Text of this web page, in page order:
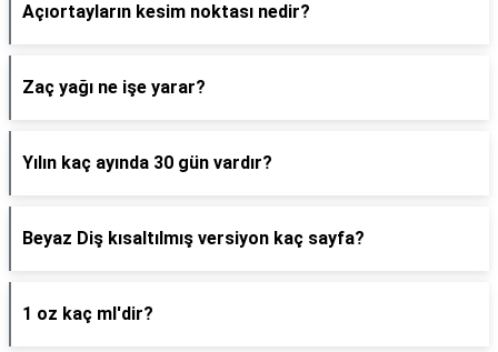
Açıortayların kesim noktası nedir?
Zaç yağı ne işe yarar?
Yılın kaç ayında 30 gün vardır?
Beyaz Diş kısaltılmış versiyon kaç sayfa?
1 oz kaç ml'dir?